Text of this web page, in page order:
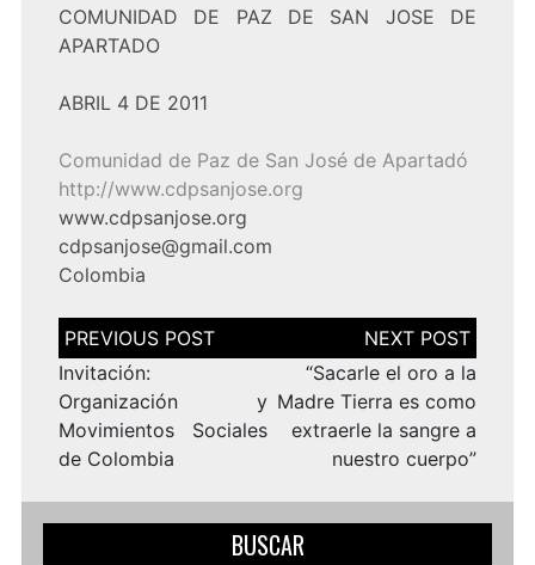
COMUNIDAD DE PAZ DE SAN JOSE DE
APARTADO
ABRIL 4 DE 2011
Comunidad de Paz de San José de Apartadó
http://www.cdpsanjose.org
www.cdpsanjose.org
cdpsanjose@gmail.com
Colombia
Navegación
de
entradas
Invitación:
Organización y
Movimientos Sociales
de Colombia
“Sacarle el oro a la
Madre Tierra es como
extraerle la sangre a
nuestro cuerpo”
BUSCAR